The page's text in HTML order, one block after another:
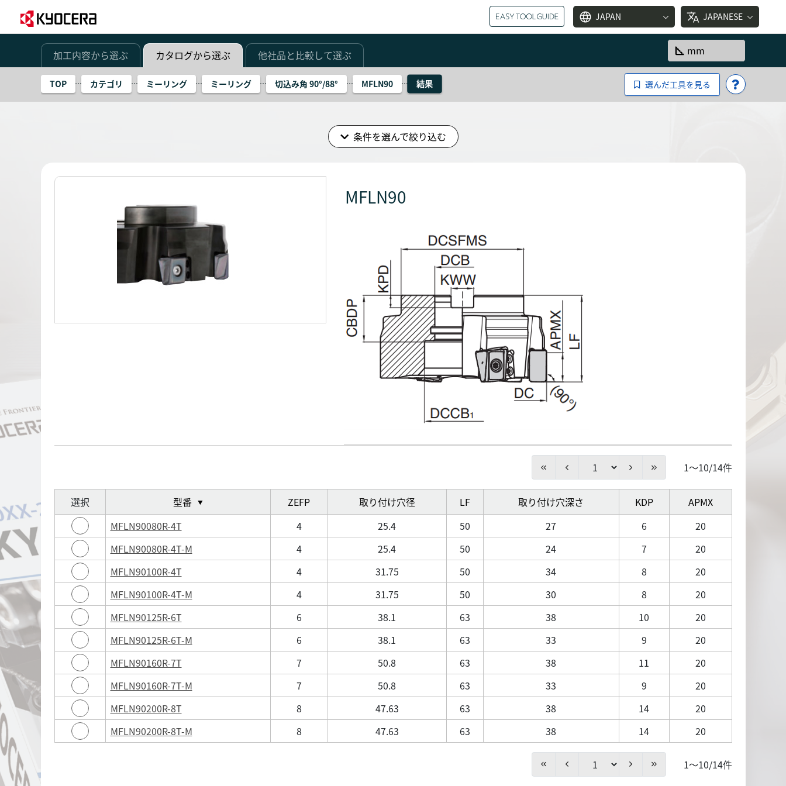
language JAPAN translate JAPANESE
加工内容から選ぶ カタログから選ぶ 他社品と比較して選ぶ square_foot mm
TOP カテゴリ ミーリング ミーリング 切込み角 90°/88° MFLN90 結果 選んだ工具を見る
条件を選んで絞り込む
MFLN90
1～10/14件
選択 型番 ▼ ZEFP 取り付け穴径 LF 取り付け穴深さ KDP
APMX
MFLN90080R-4T
4 25.4 50 27 6
20
MFLN90080R-4T-M
4 25.4 50 24 7
20
MFLN90100R-4T
4 31.75 50 34 8
20
MFLN90100R-4T-M
4 31.75 50 30 8
20
MFLN90125R-6T
6 38.1 63 38 10
20
MFLN90125R-6T-M
6 38.1 63 33 9
20
MFLN90160R-7T
7 50.8 63 38 11
20
MFLN90160R-7T-M
7 50.8 63 33 9
20
MFLN90200R-8T
8 47.63 63 38 14
20
MFLN90200R-8T-M
8 47.63 63 38 14 20
1～10/14件